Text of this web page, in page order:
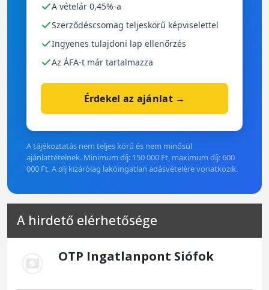
A vételár 0,45%-a
Szerződéscsomag teljeskörű képviselettel
Ingyenes tulajdoni lap ellenőrzés
Az ÁFA-t már tartalmazza
Érdekel az ajánlat →
A tájékoztatás nem teljes körű és nem minősül
ajánlattételnek. Minimum díj: 150 000 Ft, maximum díj: 600
000 Ft. A díj kizárólag lakóingatlan adásvételére vonatkozik.
A hirdető elérhetősége
OTP Ingatlanpont Siófok